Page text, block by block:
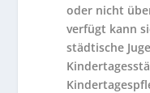
oder nicht
verfügt kann
städtische